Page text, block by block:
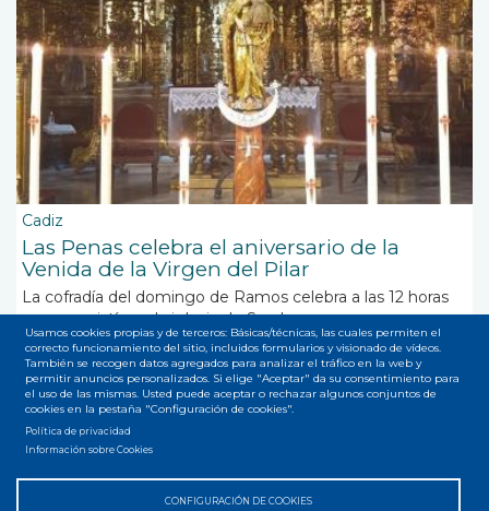
Cadiz
Las Penas celebra el aniversario de la
Venida de la Virgen del Pilar
La cofradía del domingo de Ramos celebra a las 12 horas
una eucaristía en la iglesia de San Lorenzo
Suscribirse a Cofradía de las Penas
Usamos cookies propias y de terceros: Básicas/técnicas, las cuales permiten el
correcto funcionamiento del sitio, incluidos formularios y visionado de vídeos.
También se recogen datos agregados para analizar el tráfico en la web y
permitir anuncios personalizados. Si elige "Aceptar" da su consentimiento para
el uso de las mismas. Usted puede aceptar o rechazar algunos conjuntos de
cookies en la pestaña "Configuración de cookies".
Política de privacidad
Información sobre Cookies
CONFIGURACIÓN DE COOKIES